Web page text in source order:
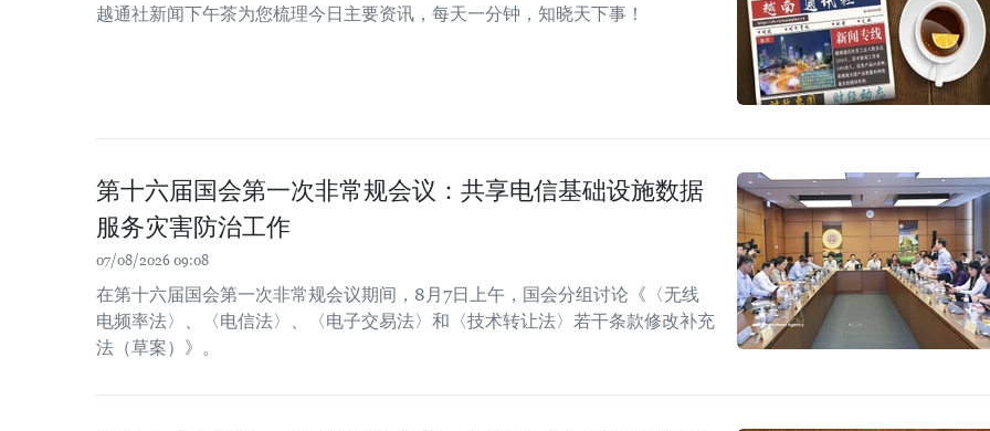
越通社新闻下午茶为您梳理今日主要资讯，每天一分钟，知晓天下事！
第十六届国会第一次非常规会议：共享电信基础设施数据
服务灾害防治工作
07/08/2026 09:08
在第十六届国会第一次非常规会议期间，8月7日上午，国会分组讨论《〈无线
电频率法〉、〈电信法〉、〈电子交易法〉和〈技术转让法〉若干条款修改补充
法（草案）》。